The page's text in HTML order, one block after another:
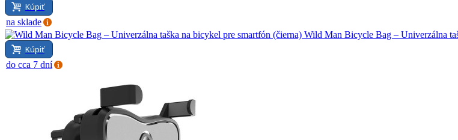
Kúpiť
na sklade
Wild Man Bicycle Bag – Univerzálna
Kúpiť
do cca 7 dní